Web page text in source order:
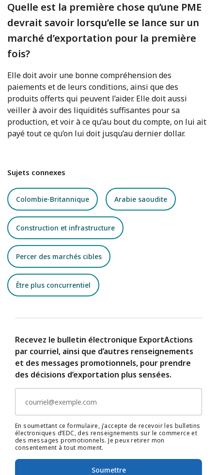
Quelle est la première chose qu’une PME
devrait savoir lorsqu’elle se lance sur un
marché d’exportation pour la première
fois?
Elle doit avoir une bonne compréhension des
paiements et de leurs conditions, ainsi que des
produits offerts qui peuvent l’aider. Elle doit aussi
veiller à avoir des liquidités suffisantes pour sa
production, et voir à ce qu’au bout du compte, on lui ait
payé tout ce qu’on lui doit jusqu’au dernier dollar.
Sujets connexes
Colombie-Britannique Arabie saoudite
Construction et infrastructure
Percer des marchés cibles
Être plus concurrentiel
Recevez le bulletin électronique ExportActions
par courriel, ainsi que d’autres renseignements
et des messages promotionnels, pour prendre
des décisions d’exportation plus sensées.
En soumettant ce formulaire, j’accepte de recevoir les bulletins
électroniques d’EDC, des renseignements sur le commerce et
des messages promotionnels. Je peux retirer mon
consentement à tout moment.
Soumettre